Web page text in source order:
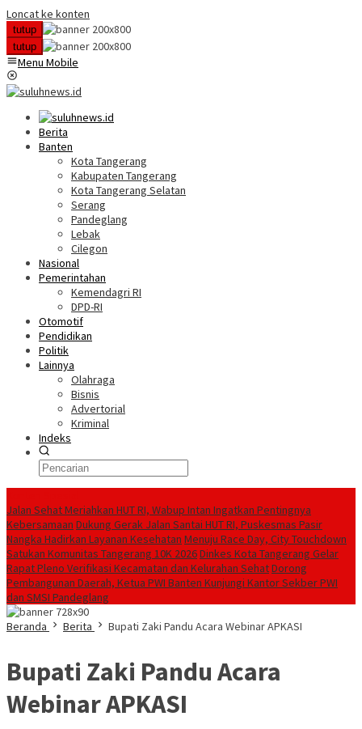
Loncat ke konten
tutup
tutup
Menu Mobile
Berita
Banten
Kota Tangerang
Kabupaten Tangerang
Kota Tangerang Selatan
Serang
Pandeglang
Lebak
Cilegon
Nasional
Pemerintahan
Kemendagri RI
DPD-RI
Otomotif
Pendidikan
Politik
Lainnya
Olahraga
Bisnis
Advertorial
Kriminal
Indeks
Jalan Sehat Meriahkan HUT RI, Wabup Intan Ingatkan Pentingnya
Kebersamaan Dukung Gerak Jalan Santai HUT RI, Puskesmas Pasir
Nangka Hadirkan Layanan Kesehatan Menuju Race Day, City Touchdown
Satukan Komunitas Tangerang 10K 2026Dinkes Kota Tangerang Gelar
Rapat Pleno Verifikasi Kecamatan dan Kelurahan SehatDorong
Pembangunan Daerah, Ketua PWI Banten Kunjungi Kantor Sekber PWI
dan SMSI Pandeglang
Beranda
Berita Bupati Zaki Pandu Acara Webinar APKASI
Bupati Zaki Pandu Acara
Webinar APKASI